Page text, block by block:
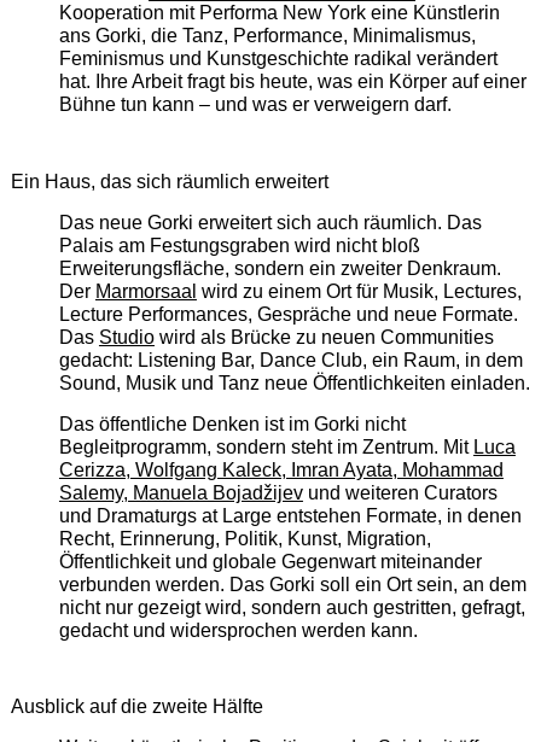
Kooperation mit Performa New York eine Künstlerin
ans Gorki, die Tanz, Performance, Minimalismus,
Feminismus und Kunstgeschichte radikal verändert
hat. Ihre Arbeit fragt bis heute, was ein Körper auf einer
Bühne tun kann – und was er verweigern darf.
Ein Haus, das sich räumlich erweitert
Das neue Gorki erweitert sich auch räumlich. Das
Palais am Festungsgraben wird nicht bloß
Erweiterungsfläche, sondern ein zweiter Denkraum.
Der Marmorsaal wird zu einem Ort für Musik, Lectures,
Lecture Performances, Gespräche und neue Formate.
Das Studiowird als Brücke zu neuen Communities
gedacht: Listening Bar, Dance Club, ein Raum, in dem
Sound, Musik und Tanz neue Öffentlichkeiten einladen.
Das öffentliche Denken ist im Gorki nicht
Begleitprogramm, sondern steht im Zentrum. Mit Luca
Cerizza, Wolfgang Kaleck, Imran Ayata, Mohammad
Salemy, Manuela Bojadžijevund weiteren Curators
und Dramaturgs at Large entstehen Formate, in denen
Recht, Erinnerung, Politik, Kunst, Migration,
Öffentlichkeit und globale Gegenwart miteinander
verbunden werden. Das Gorki soll ein Ort sein, an dem
nicht nur gezeigt wird, sondern auch gestritten, gefragt,
gedacht und widersprochen werden kann.
Ausblick auf die zweite Hälfte